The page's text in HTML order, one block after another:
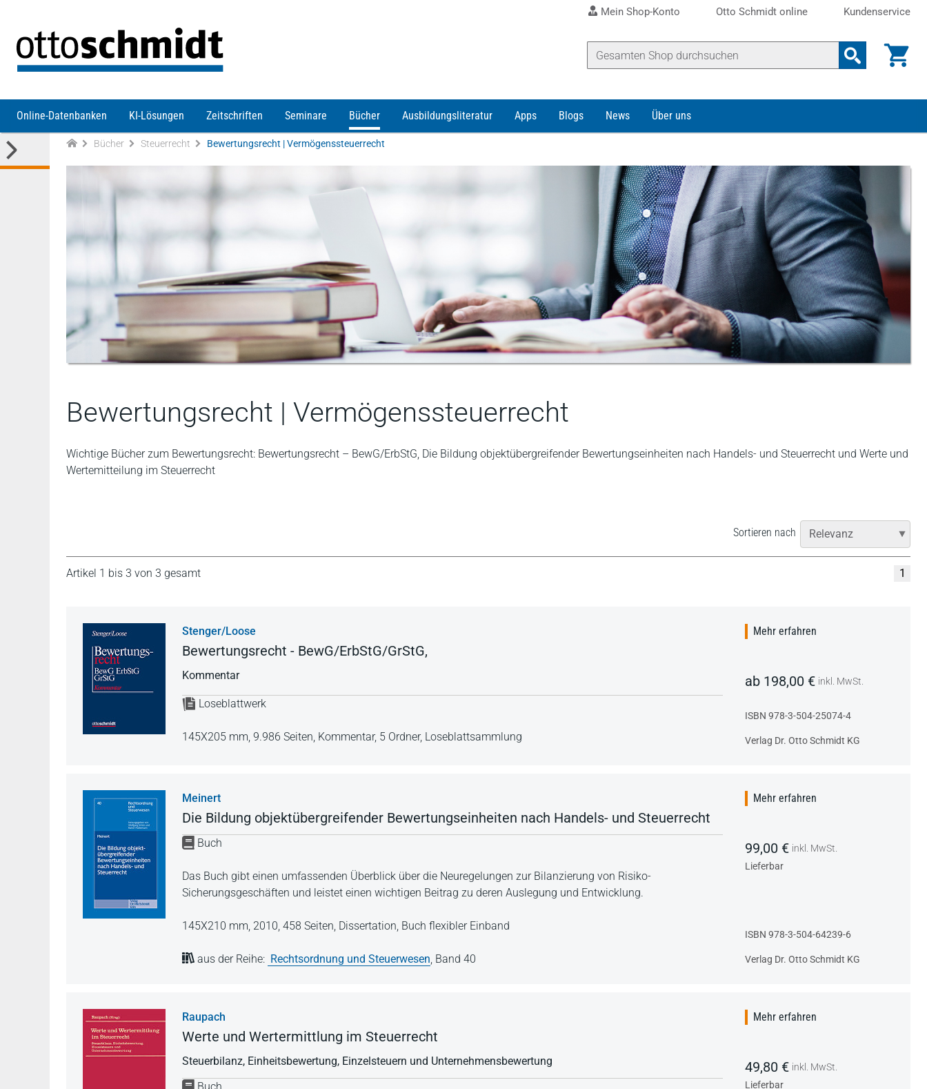
Mein Shop-Konto Otto Schmidt online Kundenservice
Online-Datenbanken KI-Lösungen Zeitschriften Seminare Bücher Ausbildungsliteratur Apps Blogs News Über uns
Bücher Steuerrecht Bewertungsrecht | Vermögenssteuerrecht
Bewertungsrecht | Vermögenssteuerrecht
Wichtige Bücher zum Bewertungsrecht: Bewertungsrecht – BewG/ErbStG, Die Bildung objektübergreifender Bewertungseinheiten nach Handels- und Steuerrecht und Werte und
Wertemitteilung im Steuerrecht
Sortieren nach
Artikel 1 bis 3 von 3 gesamt 1
Stenger/Loose
Bewertungsrecht - BewG/ErbStG/GrStG,
Kommentar
Loseblattwerk
145X205 mm, 9.986 Seiten, Kommentar, 5 Ordner, Loseblattsammlung
Mehr erfahren
ab 198,00 € inkl. MwSt.
ISBN 978-3-504-25074-4
Verlag Dr. Otto Schmidt KG
Meinert
Die Bildung objektübergreifender Bewertungseinheiten nach Handels- und Steuerrecht
Buch
Das Buch gibt einen umfassenden Überblick über die Neuregelungen zur Bilanzierung von Risiko-
Sicherungsgeschäften und leistet einen wichtigen Beitrag zu deren Auslegung und Entwicklung.
145X210 mm, 2010, 458 Seiten, Dissertation, Buch flexibler Einband
aus der Reihe: Rechtsordnung und Steuerwesen Band 40
Mehr erfahren
99,00 € inkl. MwSt.
Lieferbar
ISBN 978-3-504-64239-6
Verlag Dr. Otto Schmidt KG
Raupach
Werte und Wertermittlung im Steuerrecht
Steuerbilanz, Einheitsbewertung, Einzelsteuern und Unternehmensbewertung
Buch
Mehr erfahren
49,80 € inkl. MwSt.
Lieferbar